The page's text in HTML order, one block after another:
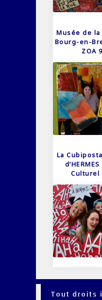
Musée de
Bourg-en-
ZOA
La
Culturel
Tout droits